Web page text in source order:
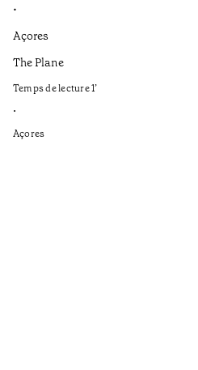
•
Açores
The Plane
Temps de lecture1’
•
Açores